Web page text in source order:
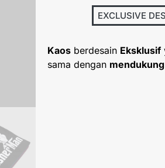
EXCLUSIVE
Kaosberdesain Eksklusif
sama dengan mendukung